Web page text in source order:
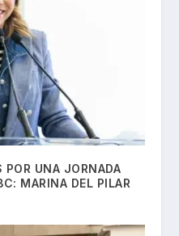
POR UNA JORNADA
MARINA DEL PILAR